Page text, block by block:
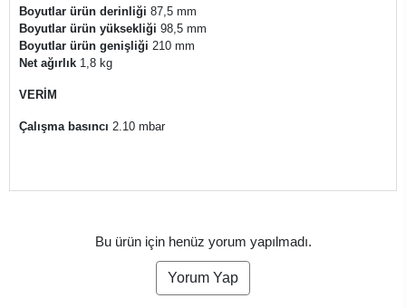
Boyutlar ürün derinliği 87,5 mm
Boyutlar ürün yüksekliği 98,5 mm
Boyutlar ürün genişliği 210 mm
Net ağırlık 1,8 kg
VERİM
Çalışma basıncı 2.10 mbar
Bu ürün için henüz yorum yapılmadı.
Yorum Yap